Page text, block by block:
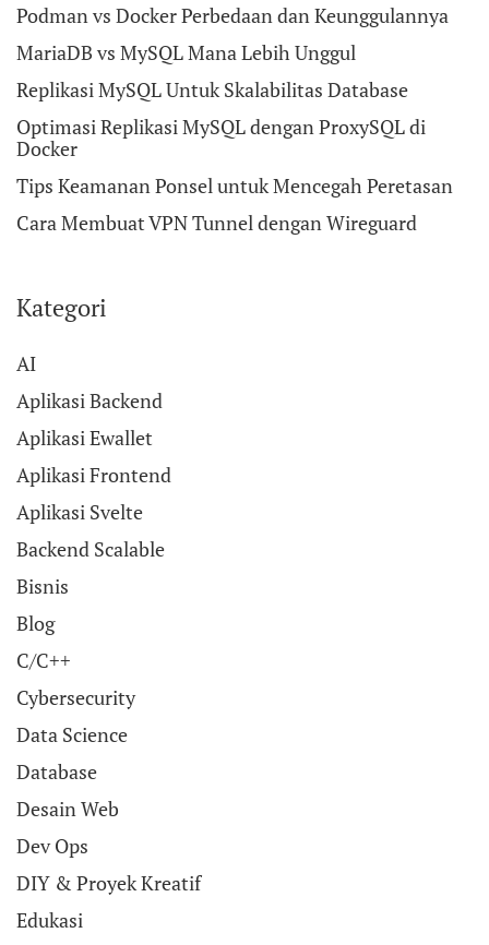
Podman vs Docker Perbedaan dan Keunggulannya
MariaDB vs MySQL Mana Lebih Unggul
Replikasi MySQL Untuk Skalabilitas Database
Optimasi Replikasi MySQL dengan ProxySQL di
Docker
Tips Keamanan Ponsel untuk Mencegah Peretasan
Cara Membuat VPN Tunnel dengan Wireguard
Kategori
AI
Aplikasi Backend
Aplikasi Ewallet
Aplikasi Frontend
Aplikasi Svelte
Backend Scalable
Bisnis
Blog
C/C++
Cybersecurity
Data Science
Database
Desain Web
Dev Ops
DIY & Proyek Kreatif
Edukasi